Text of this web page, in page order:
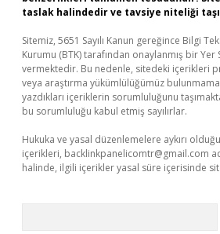
taslak halindedir ve tavsiye niteliği
Sitemiz, 5651 Sayılı Kanun gereğince Bilgi
Kurumu (BTK) tarafından onaylanmış bir Yer
vermektedir. Bu nedenle, sitedeki içerikleri
veya araştırma yükümlülüğümüz
yazdıkları içeriklerin sorumluluğunu
bu sorumluluğu kabul etmiş sayılırlar.
Hukuka ve yasal düzenlemelere aykırı
içerikleri, backlinkpanelicomtr@gmail.com
halinde, ilgili içerikler yasal süre içerisinde